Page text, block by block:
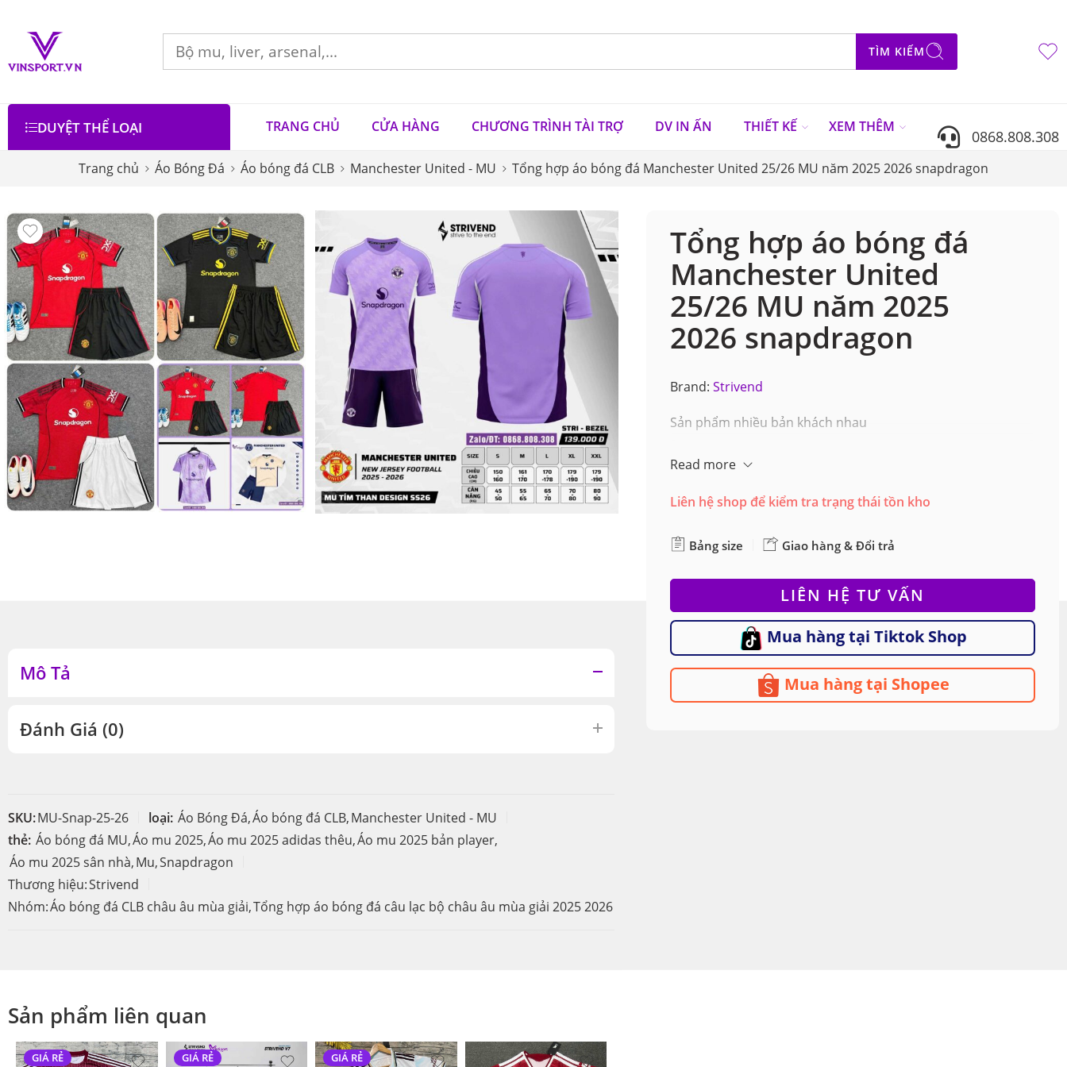
TÌM KIẾM
DUYỆT THỂ LOẠI TRANG CHỦ CỬA HÀNG CHƯƠNG TRÌNH TÀI TRỢ DV IN ẤN THIẾT KẾ XEM THÊM 0868.808.308
Trang chủ Áo Bóng Đá Áo bóng đá CLB Manchester United - MU Tổng hợp áo bóng đá Manchester United 25/26 MU năm 2025 2026 snapdragon
Tổng hợp áo bóng đá
Manchester United
25/26 MU năm 2025
2026 snapdragon
Brand: Strivend
Sản phẩm nhiều bản khách nhau
Read more
Liên hệ shop để kiểm tra trạng thái tồn kho
Bảng size Giao hàng & Đổi trả
LIÊN HỆ TƯ VẤN
Mua hàng tại Tiktok Shop
Mua hàng tại Shopee
Mô Tả
Đánh Giá (0)
SKU:MU-Snap-25-26 loại: Áo Bóng Đá,Áo bóng đá CLB,Manchester United - MU
thẻ: Áo bóng đá MU,Áo mu 2025,Áo mu 2025 adidas thêu,Áo mu 2025 bản player,
Áo mu 2025 sân nhà,Mu,Snapdragon
Thương hiệu:Strivend
Nhóm:Áo bóng đá CLB châu âu mùa giải,Tổng hợp áo bóng đá câu lạc bộ châu âu mùa giải 2025 2026
Sản phẩm liên quan
GIÁ RẺ GIÁ RẺ GIÁ RẺ